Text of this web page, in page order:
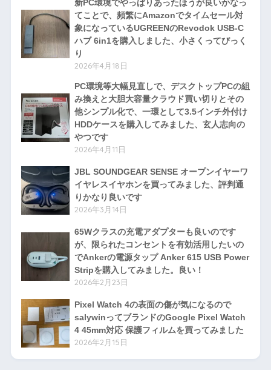
新PC環境でやっぱりあったほうが良いかなっ
てことで、頻繁にAmazonでタイムセール対
象になっているUGREENのRevodok USB-C
ハブ 6in1を購入しました、小さくってびっく
り
2026年4月18日
PC環境等大幅見直しで、デスクトップPCの組
み換えと大胆大容量クラウド買い切りとその
他シンプル化で、一環として3.5インチ外付け
HDDケースを購入してみました、玄人志向の
やつです
2026年4月11日
JBL SOUNDGEAR SENSE オープンイヤーワ
イヤレスイヤホンを買ってみました、評判通
りかなり良いです
2026年3月14日
65Wクラスの充電アダプターも良いのです
が、限られたコンセントを有効活用したいの
でAnkerの電源タップ Anker 615 USB Power
Stripを購入してみました。良い！
2026年2月23日
Pixel Watch 4の表面の傷が気になるので
salywinってブランドのGoogle Pixel Watch
4 45mm対応 保護フィルムを買ってみました
2026年2月15日